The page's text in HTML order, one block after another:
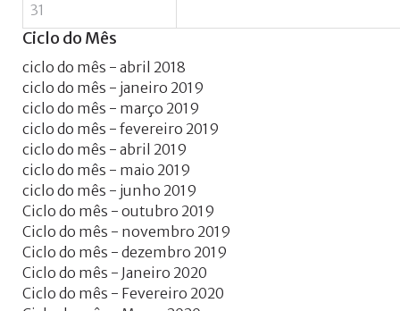
31
Ciclo do Mês
ciclo do mês - abril 2018
ciclo do mês - janeiro 2019
ciclo do mês - março 2019
ciclo do mês - fevereiro 2019
ciclo do mês - abril 2019
ciclo do mês - maio 2019
ciclo do mês - junho 2019
Ciclo do mês - outubro 2019
Ciclo do mês - novembro 2019
Ciclo do mês - dezembro 2019
Ciclo do mês - Janeiro 2020
Ciclo do mês - Fevereiro 2020